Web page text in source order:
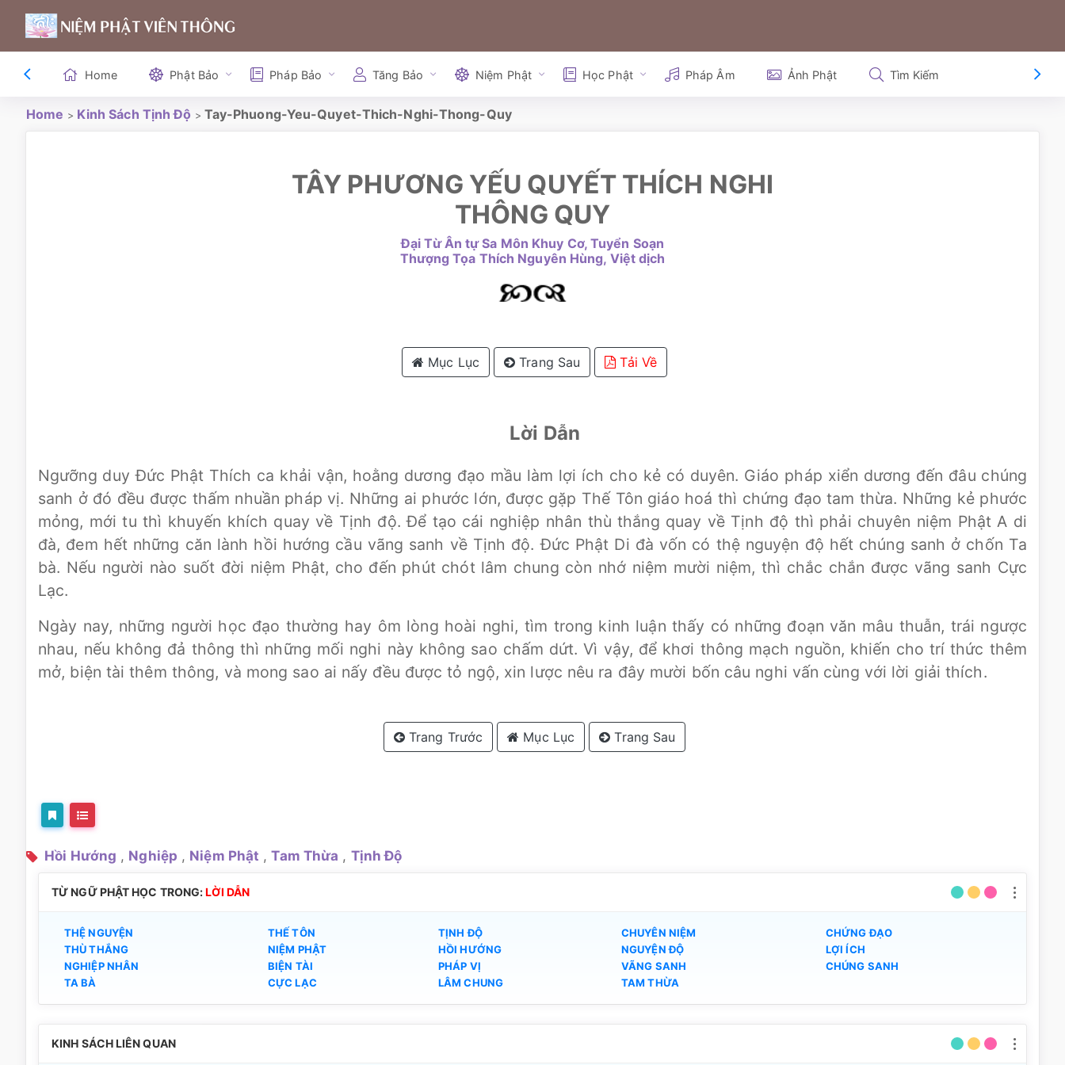
Home Phật Bảo Pháp Bảo Tăng Bảo Niệm Phật Học Phật Pháp Âm Ảnh Phật Tìm Kiếm
Home > Kinh Sách Tịnh Độ > Tay-Phuong-Yeu-Quyet-Thich-Nghi-Thong-Quy
TÂY PHƯƠNG YẾU QUYẾT THÍCH NGHI
THÔNG QUY
Đại Từ Ân tự Sa Môn Khuy Cơ, Tuyển Soạn
Thượng Tọa Thích Nguyên Hùng, Việt dịch
Mục Lục Trang Sau Tải Về
Lời Dẫn
Ngưỡng duy Đức Phật Thích ca khải vận, hoằng dương đạo mầu làm lợi ích cho kẻ có duyên. Giáo pháp xiển dương đến đâu chúng
sanh ở đó đều được thấm nhuần pháp vị. Những ai phước lớn, được gặp Thế Tôn giáo hoá thì chứng đạo tam thừa. Những kẻ phước
mỏng, mới tu thì khuyến khích quay về Tịnh độ. Để tạo cái nghiệp nhân thù thắng quay về Tịnh độ thì phải chuyên niệm Phật A di
đà, đem hết những căn lành hồi hướng cầu vãng sanh về Tịnh độ. Đức Phật Di đà vốn có thệ nguyện độ hết chúng sanh ở chốn Ta
bà. Nếu người nào suốt đời niệm Phật, cho đến phút chót lâm chung còn nhớ niệm mười niệm, thì chắc chắn được vãng sanh Cực
Lạc.
Ngày nay, những người học đạo thường hay ôm lòng hoài nghi, tìm trong kinh luận thấy có những đoạn văn mâu thuẫn, trái ngược
nhau, nếu không đả thông thì những mối nghi này không sao chấm dứt. Vì vậy, để khơi thông mạch nguồn, khiến cho trí thức thêm
mở, biện tài thêm thông, và mong sao ai nấy đều được tỏ ngộ, xin lược nêu ra đây mười bốn câu nghi vấn cùng với lời giải thích.
Trang Trước Mục Lục Trang Sau
Hồi Hướng , Nghiệp , Niệm Phật ,Tam Thừa , Tịnh Độ
TỪ NGỮ PHẬT HỌC TRONG:LỜI DẪN
THỆ NGUYỆN THẾ TÔN TỊNH ĐỘ CHUYÊN NIỆM
CHỨNG ĐẠO
THÙ THẮNG
NIỆM PHẬT HỒI HƯỚNG NGUYỆN ĐỘ
LỢI ÍCH
NGHIỆP NHÂN
BIỆN TÀI PHÁP VỊ VÃNG SANH
CHÚNG SANH
TA BÀ
CỰC LẠC LÂM CHUNG TAM THỪA
KINH SÁCH LIÊN QUAN